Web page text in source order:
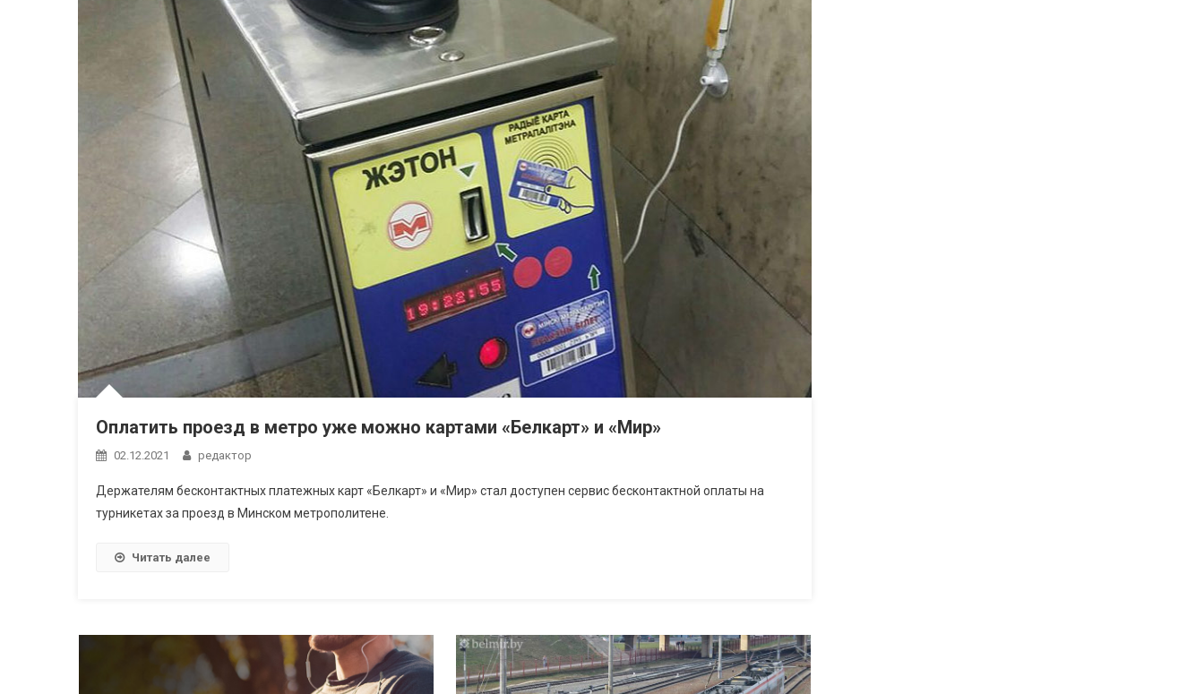
Оплатить проезд в метро уже можно картами «Белкарт» и «Мир»
02.12.2021 редактор
Держателям бесконтактных платежных карт «Белкарт» и «Мир» стал доступен сервис бесконтактной оплаты на
турникетах за проезд в Минском метрополитене.
Читать далее